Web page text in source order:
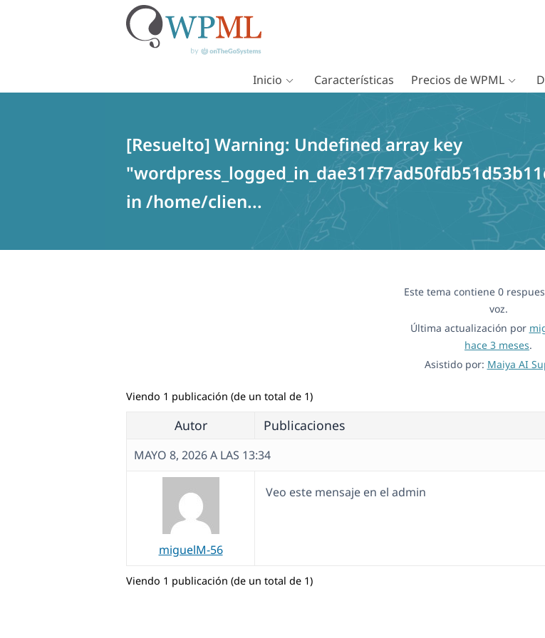
Inicio Características Precios de WPML
[Resuelto] Warning: Undefined array key
in /home/clien...
Este tema contiene 0
voz.
Última actualización por
hace 3 meses.
Asistido por: Maiya AI
Viendo 1 publicación (de un total de 1)
Autor Publicaciones
MAYO 8, 2026 A LAS 13:34
miguelM-56
Veo este mensaje en el admin
Viendo 1 publicación (de un total de 1)